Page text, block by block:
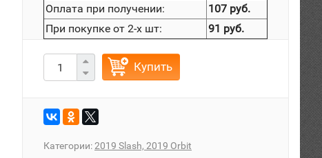
Оплата при получении:
107 руб.
При покупке от 2-х шт:
91 руб.
Купить
Категории:2019 Slash, 2019 Orbit